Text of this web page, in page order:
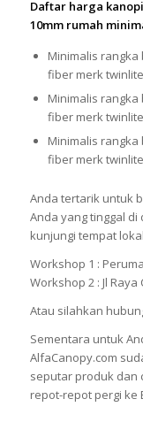
Daftar harga
10mm rumah
Minimalis rangka
fiber merk twinlite
Minimalis rangka
fiber merk twinlite
Minimalis rangka
fiber merk twinlite
Anda tertarik untuk
Anda yang tinggal
kunjungi tempat
Workshop 1 :
Workshop 2 : Jl
Atau silahkan
Sementara untuk
AlfaCanopy.com
seputar produk dan
repot-repot pergi ke